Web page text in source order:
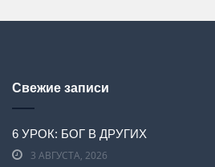
Свежие записи
6 УРОК: БОГ В ДРУГИХ
3 АВГУСТА, 2026